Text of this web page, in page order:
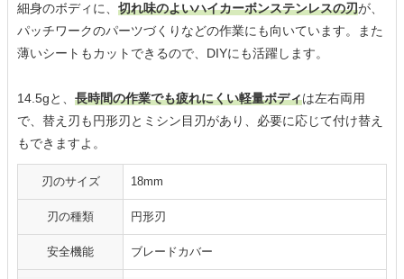
細身のボディに、 切れ味のよいハイカーボンステンレスの刃が、
パッチワークのパーツづくりなどの作業にも向いています。また
薄いシートもカットできるので、DIYにも活躍します。
14.5gと、 長時間の作業でも疲れにくい軽量ボディは左右両用
で、替え刃も円形刃とミシン目刃があり、必要に応じて付け替え
もできますよ。
刃のサイズ 18mm
刃の種類 円形刃
安全機能 ブレードカバー